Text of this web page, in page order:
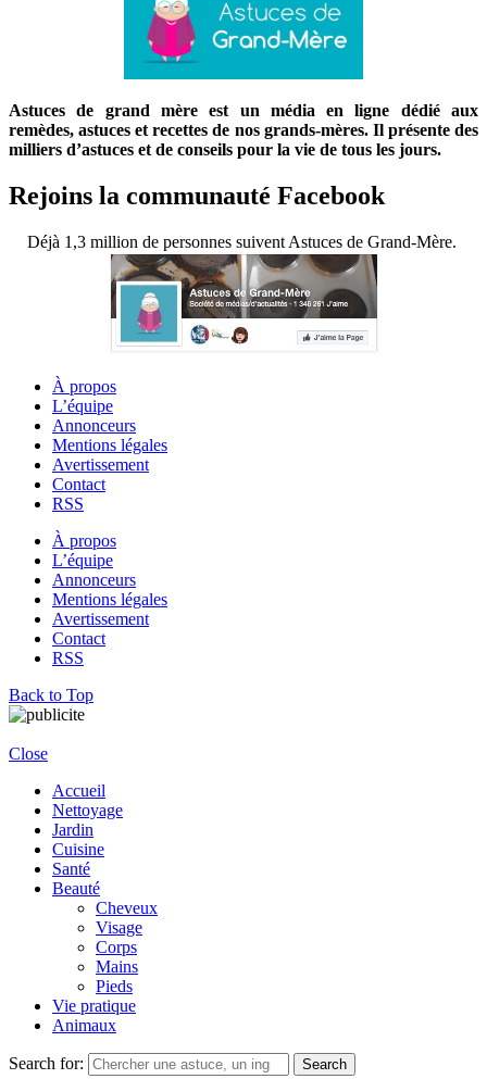
Astuces de grand mère est un média en ligne dédié aux
remèdes, astuces et recettes de nos grands-mères. Il présente des
milliers d’astuces et de conseils pour la vie de tous les jours.
Rejoins la communauté Facebook
Déjà 1,3 million de personnes suivent Astuces de Grand-Mère.
À propos
L’équipe
Annonceurs
Mentions légales
Avertissement
Contact
RSS
À propos
L’équipe
Annonceurs
Mentions légales
Avertissement
Contact
RSS
Back to Top
Close
Accueil
Nettoyage
Jardin
Cuisine
Santé
Beauté
Cheveux
Visage
Corps
Mains
Pieds
Vie pratique
Animaux
Search for: Search